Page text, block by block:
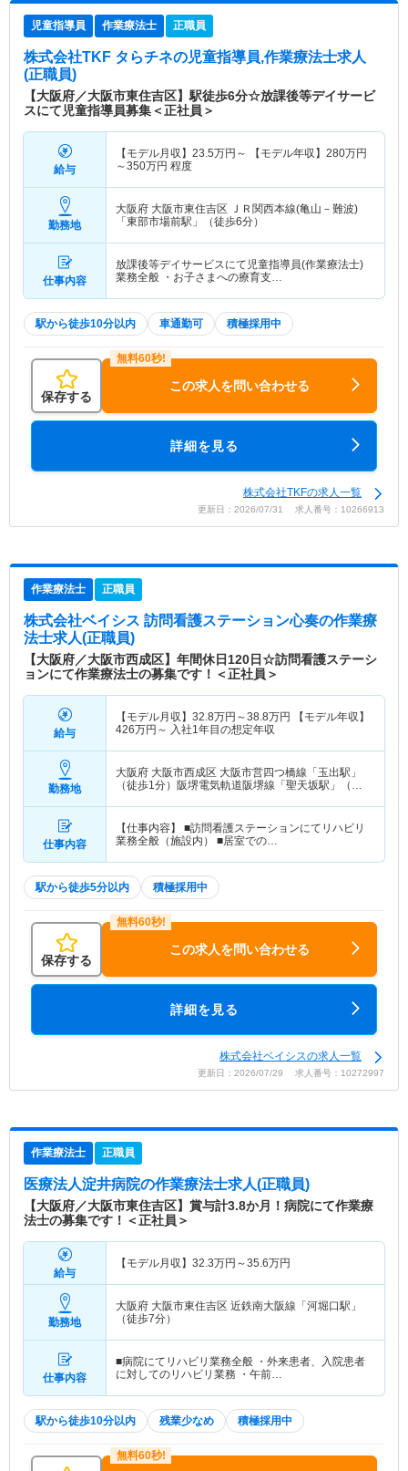
児童指導員 作業療法士 正職員
株式会社TKF タらチネの児童指導員,作業療法士求人
(正職員)
【大阪府／大阪市東住吉区】駅徒歩6分☆放課後等デイサービ
スにて児童指導員募集＜正社員＞
給与
【モデル月収】 23.5万円～ 【モデル年収】 280万円
～350万円 程度
勤務地
大阪府 大阪市東住吉区 ＪＲ関西本線(亀山－難波)
「東部市場前駅」（徒歩6分）
仕事内容
放課後等デイサービスにて児童指導員(作業療法士)
業務全般 ・お子さまへの療育支…
駅から徒歩10分以内 車通勤可 積極採用中
保存する
この求人を問い合わせる
詳細を見る
株式会社TKFの求人一覧
更新日：2026/07/31 求人番号：10266913
作業療法士 正職員
株式会社ベイシス 訪問看護ステーション心奏の作業療
法士求人(正職員)
【大阪府／大阪市西成区】年間休日120日☆訪問看護ステーシ
ョンにて作業療法士の募集です！＜正社員＞
給与
【モデル月収】 32.8万円～38.8万円
【モデル年収】
426万円～ 入社1年目の想定年収
勤務地
大阪府 大阪市西成区 大阪市営四つ橋線「玉出駅」
（徒歩1分）阪堺電気軌道阪堺線「聖天坂駅」（徒
仕事内容
【仕事内容】 ■訪問看護ステーションにてリハビリ
業務全般（施設内） ■居室での…
駅から徒歩5分以内 積極採用中
保存する
この求人を問い合わせる
詳細を見る
株式会社ベイシスの求人一覧
更新日：2026/07/29 求人番号：10272997
作業療法士 正職員
医療法人淀井病院の作業療法士求人(正職員)
【大阪府／大阪市東住吉区】賞与計3.8か月！病院にて作業療
法士の募集です！＜正社員＞
給与
【モデル月収】 32.3万円～35.6万円
勤務地
大阪府 大阪市東住吉区 近鉄南大阪線「河堀口駅」
（徒歩7分）
仕事内容
■病院にてリハビリ業務全般 ・外来患者、入院患者
に対してのリハビリ業務 ・午前…
駅から徒歩10分以内 残業少なめ 積極採用中